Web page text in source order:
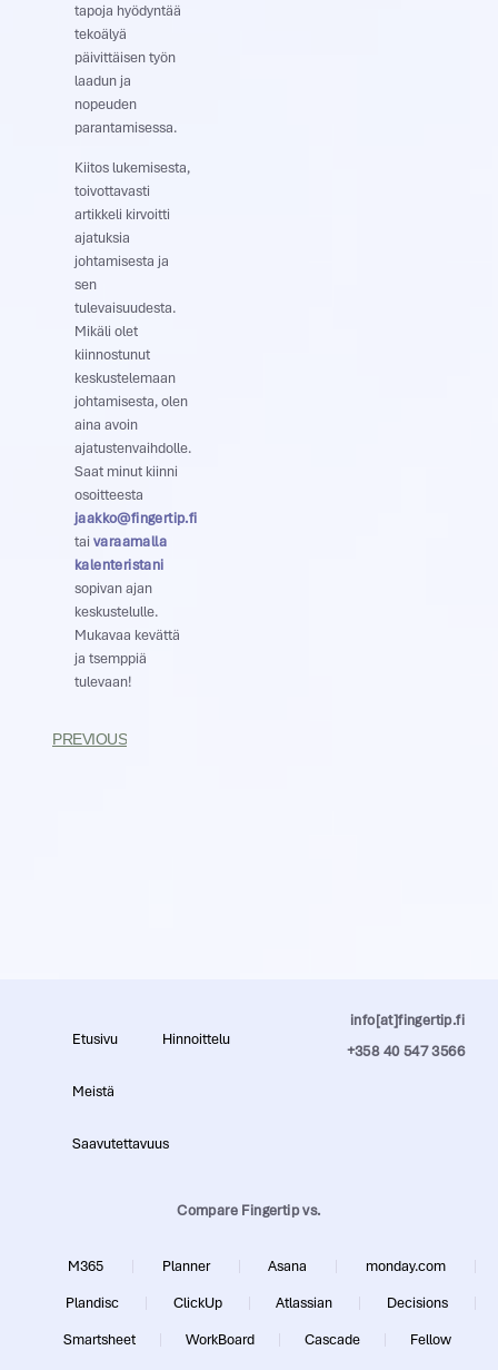
tapoja hyödyntää
tekoälyä
päivittäisen työn
laadun ja
nopeuden
parantamisessa.
Kiitos lukemisesta,
toivottavasti
artikkeli kirvoitti
ajatuksia
johtamisesta ja
sen
tulevaisuudesta.
Mikäli olet
kiinnostunut
keskustelemaan
johtamisesta, olen
aina avoin
ajatustenvaihdolle.
Saat minut kiinni
osoitteesta
jaakko@fingertip.fi
tai varaamalla
kalenteristani
sopivan ajan
keskustelulle.
Mukavaa kevättä
ja tsemppiä
tulevaan!
PREVIOUS
Etusivu Hinnoittelu
Meistä
Saavutettavuus
info[at]fingertip.fi
+358 40 547 3566
Compare Fingertip vs.
M365 Planner Asana
monday.com
Plandisc
ClickUp Atlassian
Decisions
Smartsheet
WorkBoard Cascade Fellow